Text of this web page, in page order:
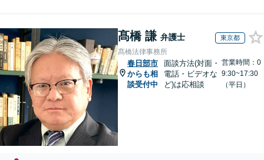
髙橋 謙 弁護士 東京都
髙橋法律事務所
春日部市
からも相
談受付中
面談方法(対面・
電話・ビデオな
ど)は応相談
営業時間：0
9:30~17:30
（平日）